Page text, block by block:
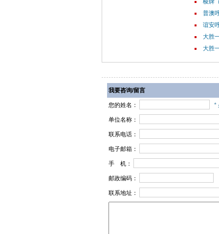
棱牌
普澳
谊安
大胜
大胜
我要咨询/留言
您的姓名： *
单位名称：
联系电话：
电子邮箱：
手 机：
邮政编码：
联系地址：